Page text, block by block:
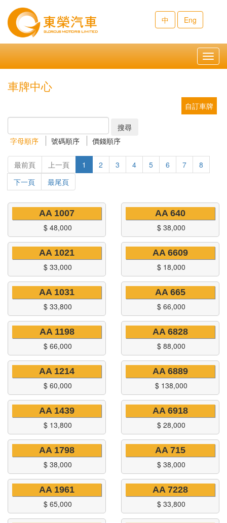
中 Eng
車牌中心
自訂車牌
搜尋
字母順序
號碼順序 價錢順序
最前頁 上一頁 1 2 3 4 5 6 7
8
下一頁
最尾頁
AA 1007
$ 48,000
AA 1021
$ 33,000
AA 1031
$ 33,800
AA 1198
$ 66,000
AA 1214
$ 60,000
AA 1439
$ 13,800
AA 1798
$ 38,000
AA 1961
$ 65,000
AA 640
$ 38,000
AA 6609
$ 18,000
AA 665
$ 66,000
AA 6828
$ 88,000
AA 6889
$ 138,000
AA 6918
$ 28,000
AA 715
$ 38,000
AA 7228
$ 33,800